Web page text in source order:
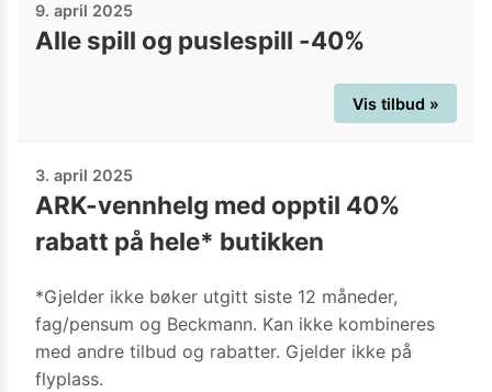
9. april 2025
Alle spill og puslespill -40%
Vis tilbud »
3. april 2025
ARK-vennhelg med opptil 40%
rabatt på hele* butikken
*Gjelder ikke bøker utgitt siste 12 måneder,
fag/pensum og Beckmann. Kan ikke kombineres
med andre tilbud og rabatter. Gjelder ikke på
flyplass.